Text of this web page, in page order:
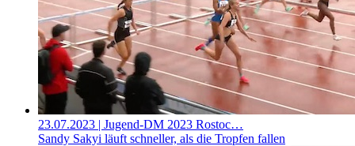
23.07.2023 | Jugend-DM 2023 Rostoc…
Sandy Sakyi läuft schneller, als die Tropfen fallen